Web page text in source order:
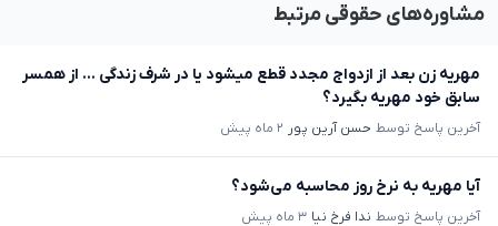
مشاوره‌های حقوقی مرتبط
مهریه زن بعد از ازدواج مجدد قطع میشود یا در شرف زندگی ... از همسر
سابق خود مهریه بگیرد؟
آخرین پاسخ توسط حسن آرین پور ۲ ماه پیش
آیا مهریه به نرخ روز محاسبه می‌شود؟
آخرین پاسخ توسط ندا فرخ نیا ۳ ماه پیش